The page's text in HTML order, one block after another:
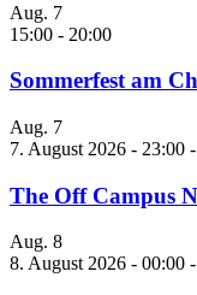
Aug. 7
15:00 - 20:00
Sommerfest am
Aug. 7
7. August 2026 - 23:00 -
The Off Campus
Aug. 8
8. August 2026 - 00:00 -